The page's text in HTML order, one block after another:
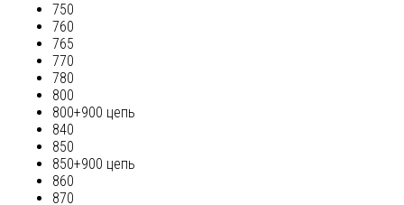
750
760
765
770
780
800
800+900 цепь
840
850
850+900 цепь
860
870